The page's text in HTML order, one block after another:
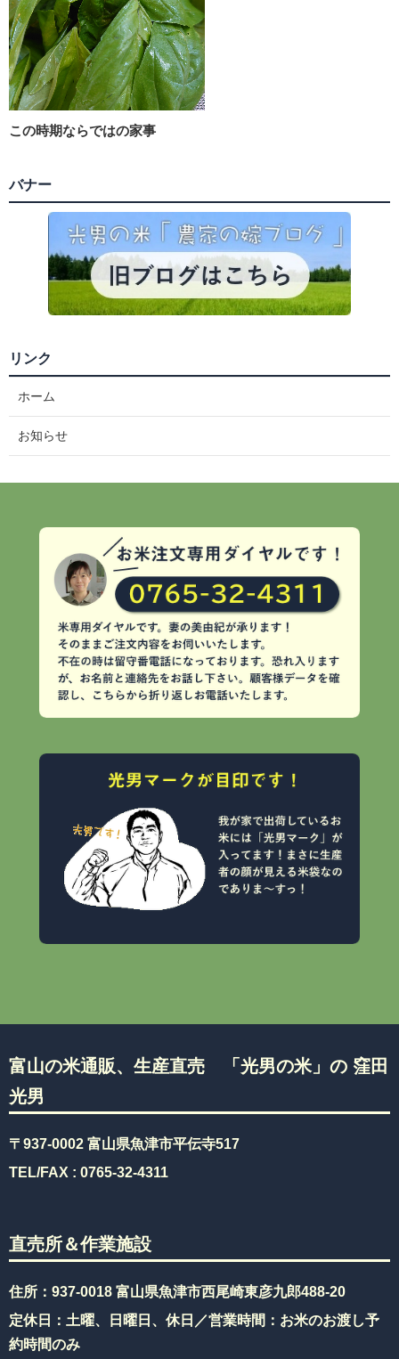
この時期ならではの家事
バナー
リンク
ホーム
お知らせ
富山の米通販、生産直売 「光男の米」の 窪田
光男
〒937-0002 富山県魚津市平伝寺517
TEL/FAX : 0765-32-4311
直売所＆作業施設
住所：937-0018 富山県魚津市西尾崎東彦九郎488-20
定休日：土曜、日曜日、休日／営業時間：お米のお渡し予
約時間のみ